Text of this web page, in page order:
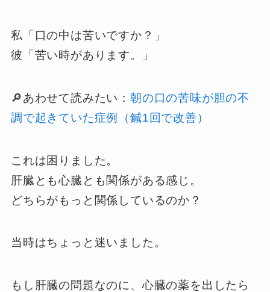
私「口の中は苦いですか？」
彼「苦い時があります。」
🔎あわせて読みたい： 朝の口の苦味が胆の不
調で起きていた症例（鍼1回で改善）
これは困りました。
肝臓とも心臓とも関係がある感じ。
どちらがもっと関係しているのか？
当時はちょっと迷いました。
もし肝臓の問題なのに、心臓の薬を出したら